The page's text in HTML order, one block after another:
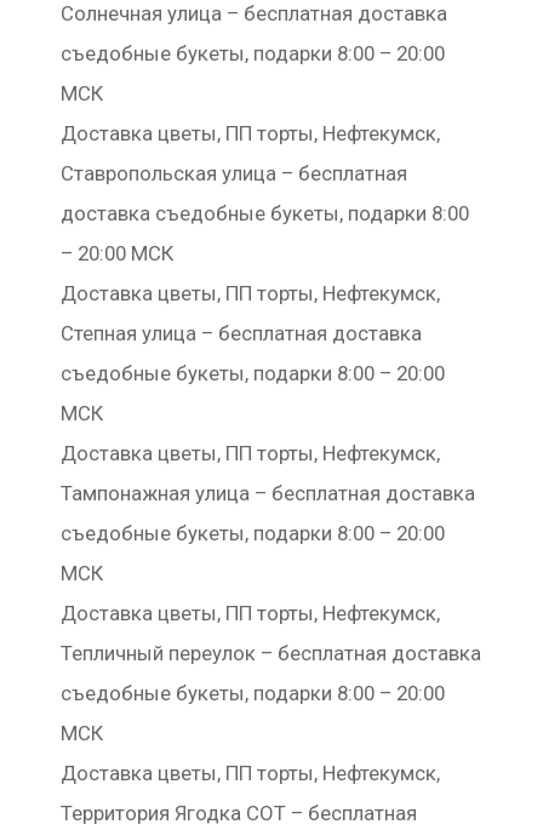
Солнечная улица – бесплатная доставка
съедобные букеты, подарки 8:00 – 20:00
МСК
Доставка цветы, ПП торты, Нефтекумск,
Ставропольская улица – бесплатная
доставка съедобные букеты, подарки 8:00
– 20:00 МСК
Доставка цветы, ПП торты, Нефтекумск,
Степная улица – бесплатная доставка
съедобные букеты, подарки 8:00 – 20:00
МСК
Доставка цветы, ПП торты, Нефтекумск,
Тампонажная улица – бесплатная доставка
съедобные букеты, подарки 8:00 – 20:00
МСК
Доставка цветы, ПП торты, Нефтекумск,
Тепличный переулок – бесплатная доставка
съедобные букеты, подарки 8:00 – 20:00
МСК
Доставка цветы, ПП торты, Нефтекумск,
Территория Ягодка СОТ – бесплатная